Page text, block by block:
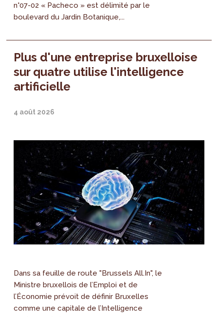
n°07-02 « Pacheco » est délimité par le
boulevard du Jardin Botanique,...
Plus d'une entreprise bruxelloise
sur quatre utilise l'intelligence
artificielle
4 août 2026
Dans sa feuille de route "Brussels All.In", le
Ministre bruxellois de l’Emploi et de
l’Économie prévoit de définir Bruxelles
comme une capitale de l’Intelligence